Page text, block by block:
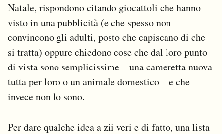
Newsletter
Notifiche mobile
Regala il Post
Hai bisogno di aiuto?
Esci
Natale, rispondono citando giocattoli che hanno
visto in una pubblicità (e che spesso non
convincono gli adulti, posto che capiscano di che
si tratta) oppure chiedono cose che dal loro punto
di vista sono semplicissime – una cameretta nuova
tutta per loro o un animale domestico – e che
invece non lo sono.
Per dare qualche idea a zii veri e di fatto, una lista